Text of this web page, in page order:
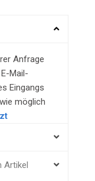
Anfrage
Mail-
Eingangs
möglich
Artikel